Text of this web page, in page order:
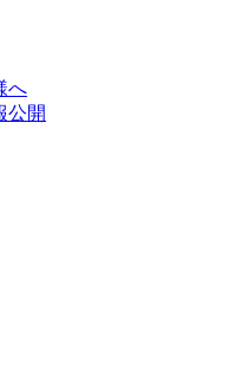
へ
公開